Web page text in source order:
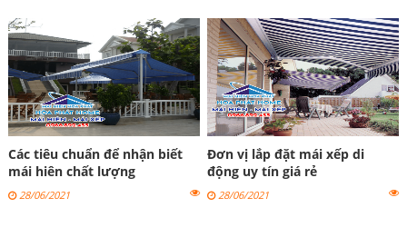
Các tiêu chuẩn để nhận biết
mái hiên chất lượng
28/06/2021
Đơn vị lắp đặt mái xếp di
động uy tín giá rẻ
28/06/2021